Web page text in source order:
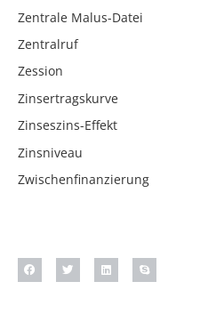
Zentrale Malus-Datei
Zentralruf
Zession
Zinsertragskurve
Zinseszins-Effekt
Zinsniveau
Zwischenfinanzierung